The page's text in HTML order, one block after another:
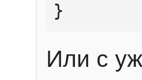
}
Или с